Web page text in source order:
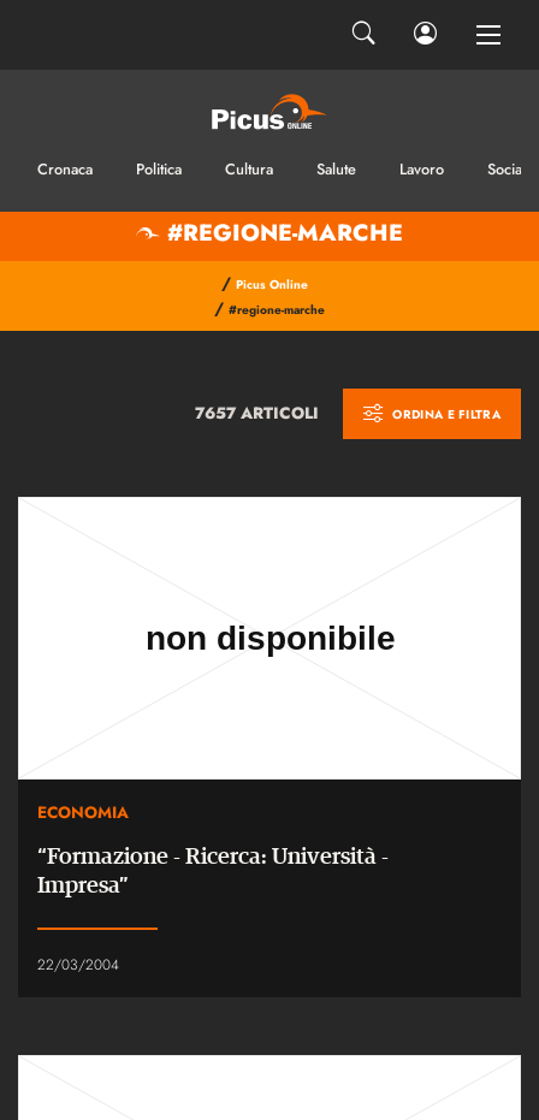
Cronaca Politica Cultura Salute Lavoro Sociale
#REGIONE-MARCHE
/ Picus Online
/ #regione-marche
7657 ARTICOLI ORDINA E FILTRA
ECONOMIA
“Formazione - Ricerca: Università -
Impresa”
22/03/2004